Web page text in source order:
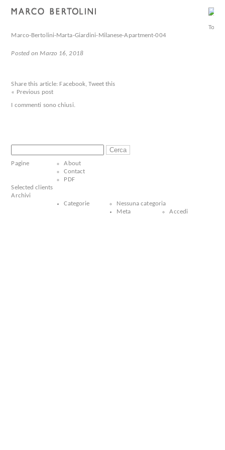
Marco-Bertolini-Marta-Giardini-Milanese-Apartment-004
Posted on Marzo 16, 2018
Share this article: Facebook,Tweet this
« Previous post
I commenti sono chiusi.
per:
Pagine
About
Contact
PDF
Selected clients
Archivi
Categorie
Nessuna categoria
Meta
Accedi